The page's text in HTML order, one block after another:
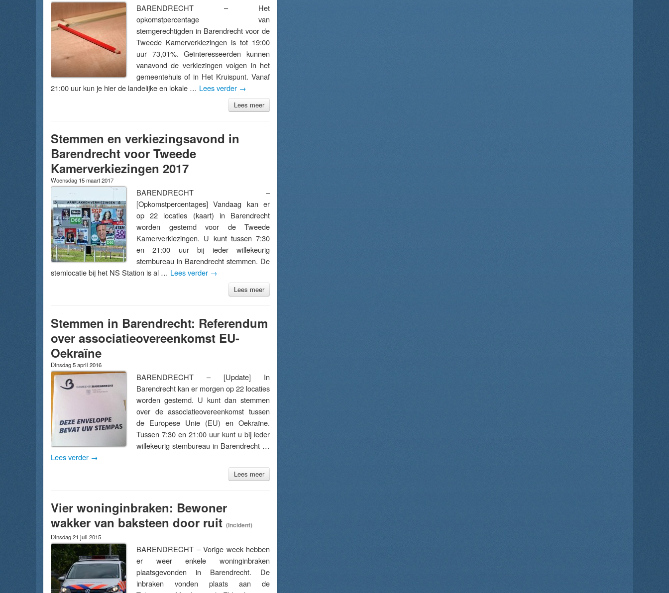
BARENDRECHT – Het
opkomstpercentage van
stemgerechtigden in Barendrecht voor de
Tweede Kamerverkiezingen is tot 19:00
uur 73,01%. Geïnteresseerden kunnen
vanavond de verkiezingen volgen in het
gemeentehuis of in Het Kruispunt. Vanaf
21:00 uur kun je hier de landelijke en lokale … Lees verder →
Lees meer
Stemmen en verkiezingsavond in
Barendrecht voor Tweede
Kamerverkiezingen 2017
Woensdag 15 maart 2017
BARENDRECHT –
[Opkomstpercentages] Vandaag kan er
op 22 locaties (kaart) in Barendrecht
worden gestemd voor de Tweede
Kamerverkiezingen. U kunt tussen 7:30
en 21:00 uur bij ieder willekeurig
stembureau in Barendrecht stemmen. De
stemlocatie bij het NS Station is al … Lees verder →
Lees meer
Stemmen in Barendrecht: Referendum
over associatieovereenkomst EU-
Oekraïne
Dinsdag 5 april 2016
BARENDRECHT – [Update] In
Barendrecht kan er morgen op 22 locaties
worden gestemd. U kunt dan stemmen
over de associatieovereenkomst tussen
de Europese Unie (EU) en Oekraïne.
Tussen 7:30 en 21:00 uur kunt u bij ieder
willekeurig stembureau in Barendrecht …
Lees verder →
Lees meer
Vier woninginbraken: Bewoner
wakker van baksteen door ruit (Incident)
Dinsdag 21 juli 2015
BARENDRECHT – Vorige week hebben
er weer enkele woninginbraken
plaatsgevonden in Barendrecht. De
inbraken vonden plaats aan de